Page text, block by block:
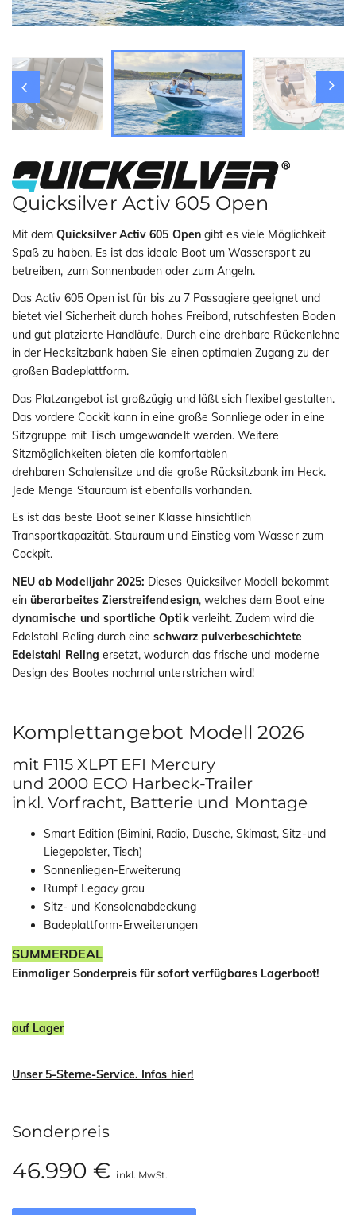
i
o
Quicksilver Activ 605 Open
Mit dem Quicksilver Activ 605 Opengibt es viele Möglichkeit
Spaß zu haben. Es ist das ideale Boot um Wassersport zu
betreiben, zum Sonnenbaden oder zum Angeln.
Das Activ 605 Open ist für bis zu 7 Passagiere geeignet und
bietet viel Sicherheit durch hohes Freibord, rutschfesten Boden
und gut platzierte Handläufe. Durch eine drehbare Rückenlehne
in der Hecksitzbank haben Sie einen optimalen Zugang zu der
großen Badeplattform.
Das Platzangebot ist großzügig und läßt sich flexibel gestalten.
Das vordere Cockit kann in eine große Sonnliege oder in eine
Sitzgruppe mit Tisch umgewandelt werden. Weitere
Sitzmöglichkeiten bieten die komfortablen
drehbaren Schalensitze und die große Rücksitzbank im Heck.
Jede Menge Stauraum ist ebenfalls vorhanden.
Es ist das beste Boot seiner Klasse hinsichtlich
Transportkapazität, Stauraum und Einstieg vom Wasser zum
Cockpit.
NEU ab Modelljahr 2025: Dieses Quicksilver Modell bekommt
einüberarbeites Zierstreifendesign, welches dem Boot eine
dynamische und sportliche Optikverleiht. Zudem wird die
Edelstahl Reling durch eineschwarz pulverbeschichtete
Edelstahl Reling ersetzt, wodurch das frische und moderne
Design des Bootes nochmal unterstrichen wird!
Komplettangebot Modell 2026
mit F115 XLPT EFI Mercury
und 2000 ECO Harbeck-Trailer
inkl. Vorfracht, Batterie und Montage
Smart Edition (Bimini, Radio, Dusche, Skimast, Sitz-und
Liegepolster, Tisch)
Sonnenliegen-Erweiterung
Rumpf Legacy grau
Sitz- und Konsolenabdeckung
Badeplattform-Erweiterungen
SUMMERDEAL
Einmaliger Sonderpreis für sofort verfügbares Lagerboot!
auf Lager
Unser 5-Sterne-Service. Infos hier!
Sonderpreis
46.990 € inkl. MwSt.